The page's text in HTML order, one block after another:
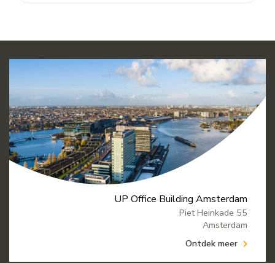
UP Office Building Amsterdam
Piet Heinkade 55
Amsterdam
Ontdek meer